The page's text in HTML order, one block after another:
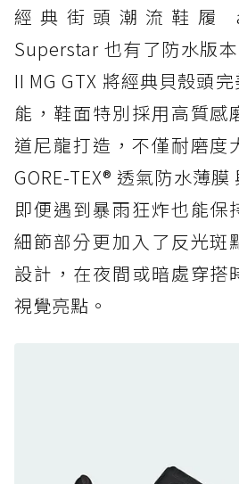
防水鞋推薦 4. ASICS
載 GORE-TEX 隱形貼合科
防水鞋推薦 5. Salomon
人必備山系鞋王！防滑、
頂
防水鞋推薦 6. HOKA
復刻厚底，GORE-TEX 防
防水鞋推薦 7.
黃靴同級頂級防水，輕量
防水鞋推薦 7.
黃靴同級頂級防水，輕量化
經典街頭潮流鞋履
Superstar 也有了防水版
II MG GTX 將經典貝殼頭
能，鞋面特別採用高質感
道尼龍打造，不僅耐磨度
GORE-TEX® 透氣防水薄膜
即便遇到暴雨狂炸也能保
細節部分更加入了反光斑
設計，在夜間或暗處穿搭
視覺亮點。